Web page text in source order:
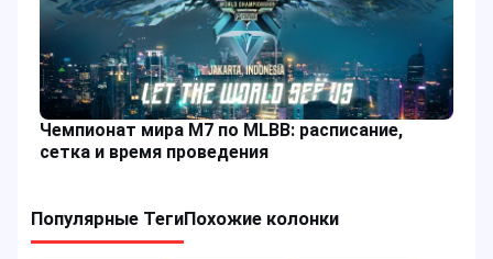
Чемпионат мира M7 по MLBB: расписание,
сетка и время проведения
Популярные ТегиПохожие колонки